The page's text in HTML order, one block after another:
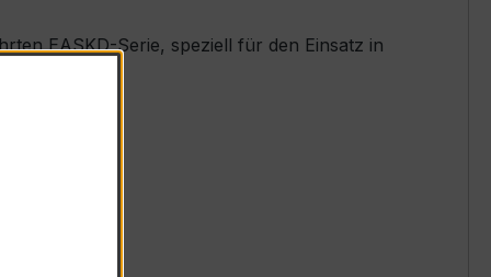
EASKD-Serie, speziell für den Einsatz in
5 A)